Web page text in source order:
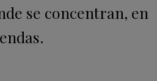
se concentran, en